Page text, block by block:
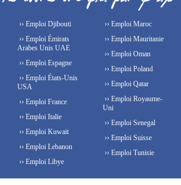
›› Emploi Djibouti
›› Emploi Émirats
Arabes Unis UAE
›› Emploi Espagne
›› Emploi États-Unis
USA
›› Emploi France
›› Emploi Italie
›› Emploi Kuwait
›› Emploi Lebanon
›› Emploi Libye
›› Emploi Maroc
›› Emploi Mauritanie
›› Emploi Oman
›› Emploi Poland
›› Emploi Qatar
›› Emploi Royaume-
Uni
›› Emploi Senegal
›› Emploi Suisse
›› Emploi Tunisie